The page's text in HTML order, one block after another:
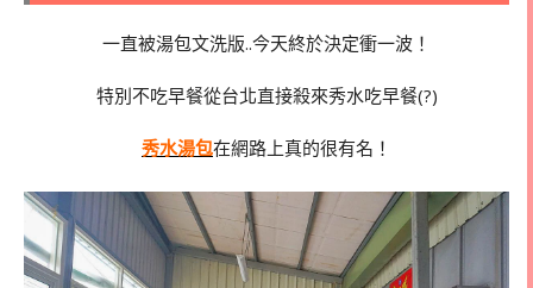
一直被湯包文洗版..今天終於決定衝一波！
特別不吃早餐從台北直接殺來秀水吃早餐(?)
秀水湯包在網路上真的很有名！